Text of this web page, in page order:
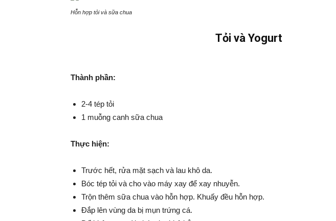
Hỗn hợp tỏi và sữa chua
Tỏi và Yogurt
Thành phần:
2-4 tép tỏi
1 muỗng canh sữa chua
Thực hiện:
Trước hết, rửa mặt sạch và lau khô da.
Bóc tép tỏi và cho vào máy xay để xay nhuyễn.
Trộn thêm sữa chua vào hỗn hợp. Khuấy đều hỗn hợp.
Đắp lên vùng da bị mụn trứng cá.